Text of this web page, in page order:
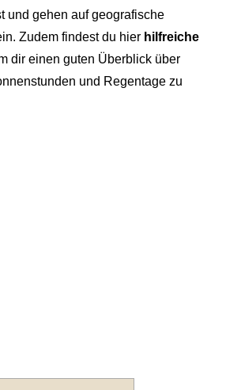
und gehen auf geografische
Zudem findest du hier hilfreiche
dir einen guten Überblick über
und Regentage zu